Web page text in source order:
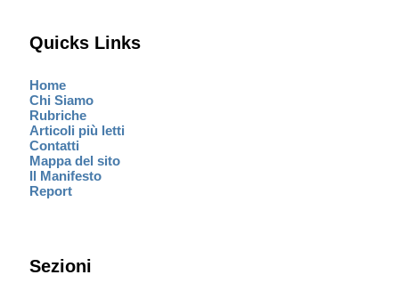
Quicks Links
Home
Chi Siamo
Rubriche
Articoli più letti
Contatti
Mappa del sito
Il Manifesto
Report
Sezioni